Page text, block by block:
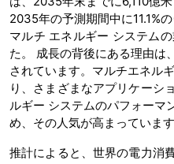
2035年の予測期間中に11.1%
マルチ エネルギー システム
た。 成長の背後にある理由は
されています。マルチエネル
り、さまざまなアプリケーシ
ルギー システムのパフォーマ
め、その人気が高まっています
推計によると、世界の電力消